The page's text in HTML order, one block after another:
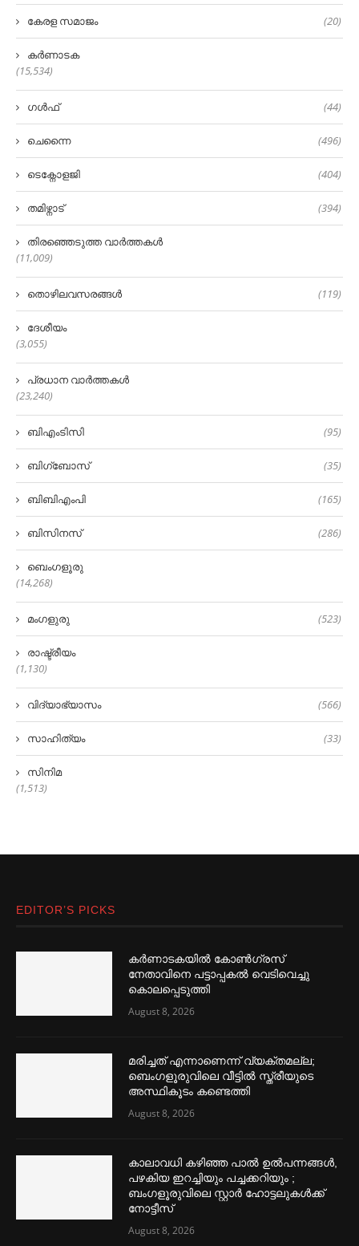
കേരള സമാജം (20)
കർണാടക
(15,534)
ഗൾഫ് (44)
ചെന്നൈ (496)
ടെക്നോളജി (404)
തമിഴ്നാട് (394)
തിരഞ്ഞെടുത്ത വാർത്തകൾ
(11,009)
തൊഴിലവസരങ്ങൾ (119)
ദേശീയം
(3,055)
പ്രധാന വാർത്തകൾ
(23,240)
ബിഎംടിസി (95)
ബിഗ്‌ബോസ് (35)
ബിബിഎംപി (165)
ബിസിനസ് (286)
ബെംഗളൂരു
(14,268)
മംഗളുരു (523)
രാഷ്ട്രീയം
(1,130)
വിദ്യാഭ്യാസം (566)
സാഹിത്യം (33)
സിനിമ
(1,513)
EDITOR’S PICKS
കര്‍ണാടകയില്‍ കോണ്‍ഗ്രസ്
നേതാവിനെ പട്ടാപ്പകല്‍ വെടിവെച്ചു
കൊലപ്പെടുത്തി
August 8, 2026
മരിച്ചത് എന്നാണെന്ന് വ്യക്തമല്ല;
ബെംഗളൂരുവിലെ വീട്ടില്‍ സ്ത്രീയുടെ
അസ്ഥികൂടം കണ്ടെത്തി
August 8, 2026
കാലാവധി കഴിഞ്ഞ പാല്‍ ഉല്‍പന്നങ്ങള്‍,
പഴകിയ ഇറച്ചിയും പച്ചക്കറിയും ;
ബംഗളൂരുവിലെ സ്റ്റാര്‍ ഹോട്ടലുകള്‍ക്ക്
നോട്ടീസ്
August 8, 2026